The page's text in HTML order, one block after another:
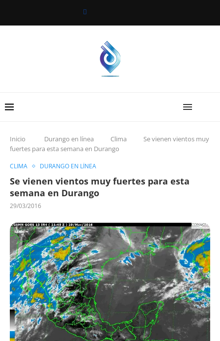
Inicio Durango en línea Clima
Se vienen vientos muy
fuertes para esta semana en Durango
CLIMA DURANGO EN LÍNEA
Se vienen vientos muy fuertes para esta
semana en Durango
29/03/2016